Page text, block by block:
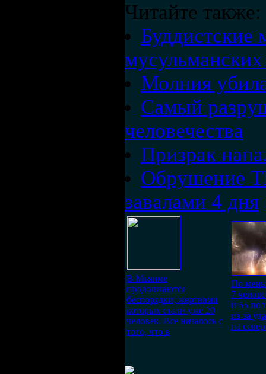
Читайте также:
Молния
Самый
человечества
Призрак
Обрушение
завалами 4 дня
В Мьянме
продолжаются
беспорядки, жертвами
которых стали уже 20
человек. Все началось с
того, что в
По
7
и 55
из-за
на